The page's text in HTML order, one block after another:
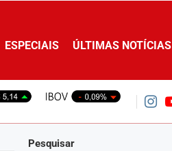
ESPECIAIS ÚLTIMAS NOTÍCIAS
Pesquisar